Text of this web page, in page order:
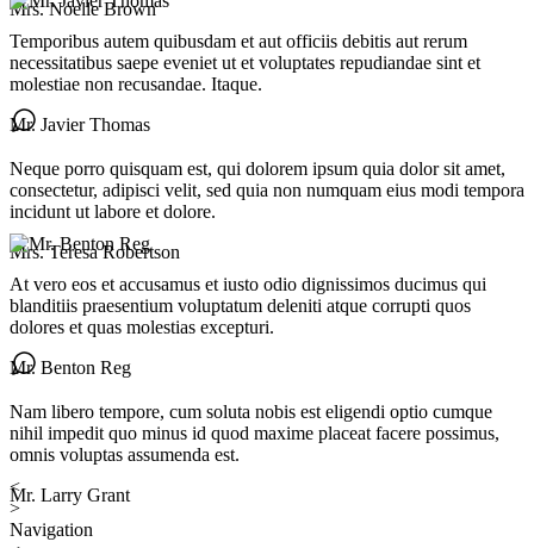
Mrs. Noelle Brown
Temporibus autem quibusdam et aut officiis debitis aut rerum
necessitatibus saepe eveniet ut et voluptates repudiandae sint et
molestiae non recusandae. Itaque.
Mr. Javier Thomas
Neque porro quisquam est, qui dolorem ipsum quia dolor sit amet,
consectetur, adipisci velit, sed quia non numquam eius modi tempora
incidunt ut labore et dolore.
Mrs. Teresa Robertson
At vero eos et accusamus et iusto odio dignissimos ducimus qui
blanditiis praesentium voluptatum deleniti atque corrupti quos
dolores et quas molestias excepturi.
Mr. Benton Reg
Nam libero tempore, cum soluta nobis est eligendi optio cumque
nihil impedit quo minus id quod maxime placeat facere possimus,
omnis voluptas assumenda est.
Mr. Larry Grant
<
>
Navigation